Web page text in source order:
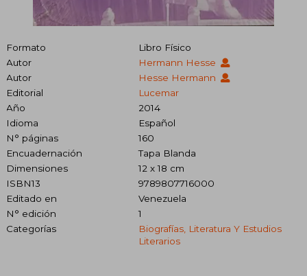
Formato
Libro Físico
Autor
Hermann Hesse
Autor
Hesse Hermann
Editorial
Lucemar
Año
2014
Idioma
Español
N° páginas
160
Encuadernación
Tapa Blanda
Dimensiones
12 x 18 cm
ISBN13
9789807716000
Editado en
Venezuela
N° edición
1
Categorías
Biografías, Literatura Y Estudios
Literarios